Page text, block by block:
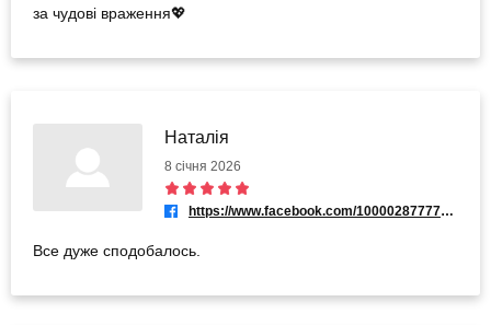
за чудові враження💖
Наталія
8 січня 2026
https://www.facebook.com/100002877773415
Все дуже сподобалось.